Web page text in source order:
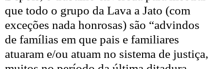
que todo o grupo da Lava a Jato (com
exceções nada honrosas) são “advindos
de famílias em que pais e familiares
atuaram e/ou atuam no sistema de justiça,